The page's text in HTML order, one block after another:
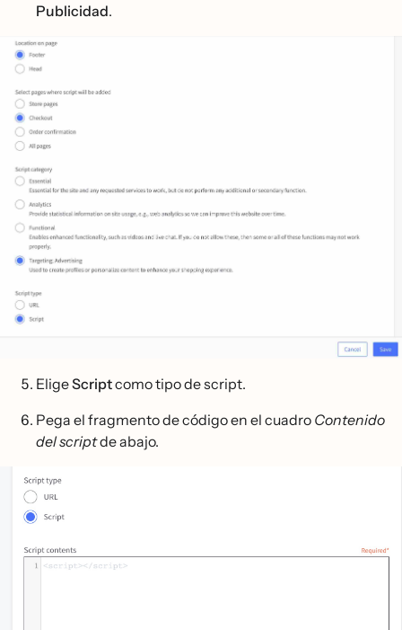
Publicidad.
EligeScriptcomo tipo de script.
Pega el fragmento de código en el cuadro Contenido
del scriptde abajo.